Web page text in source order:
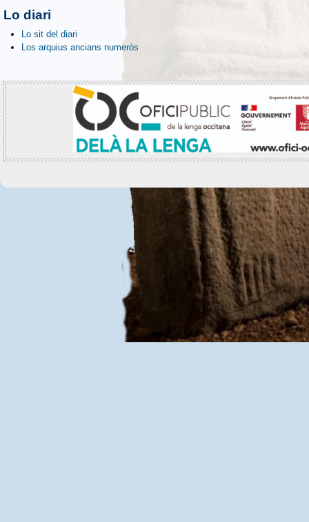
Lo diari
Lo sit del diari
Los arquius ancians numeròs